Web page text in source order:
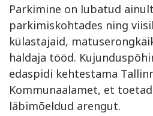
Parkimine on lubatud
parkimiskohtades ning
külastajaid,
haldaja tööd.
edaspidi kehtestama
Kommunaalamet, et
läbimõeldud arengut.